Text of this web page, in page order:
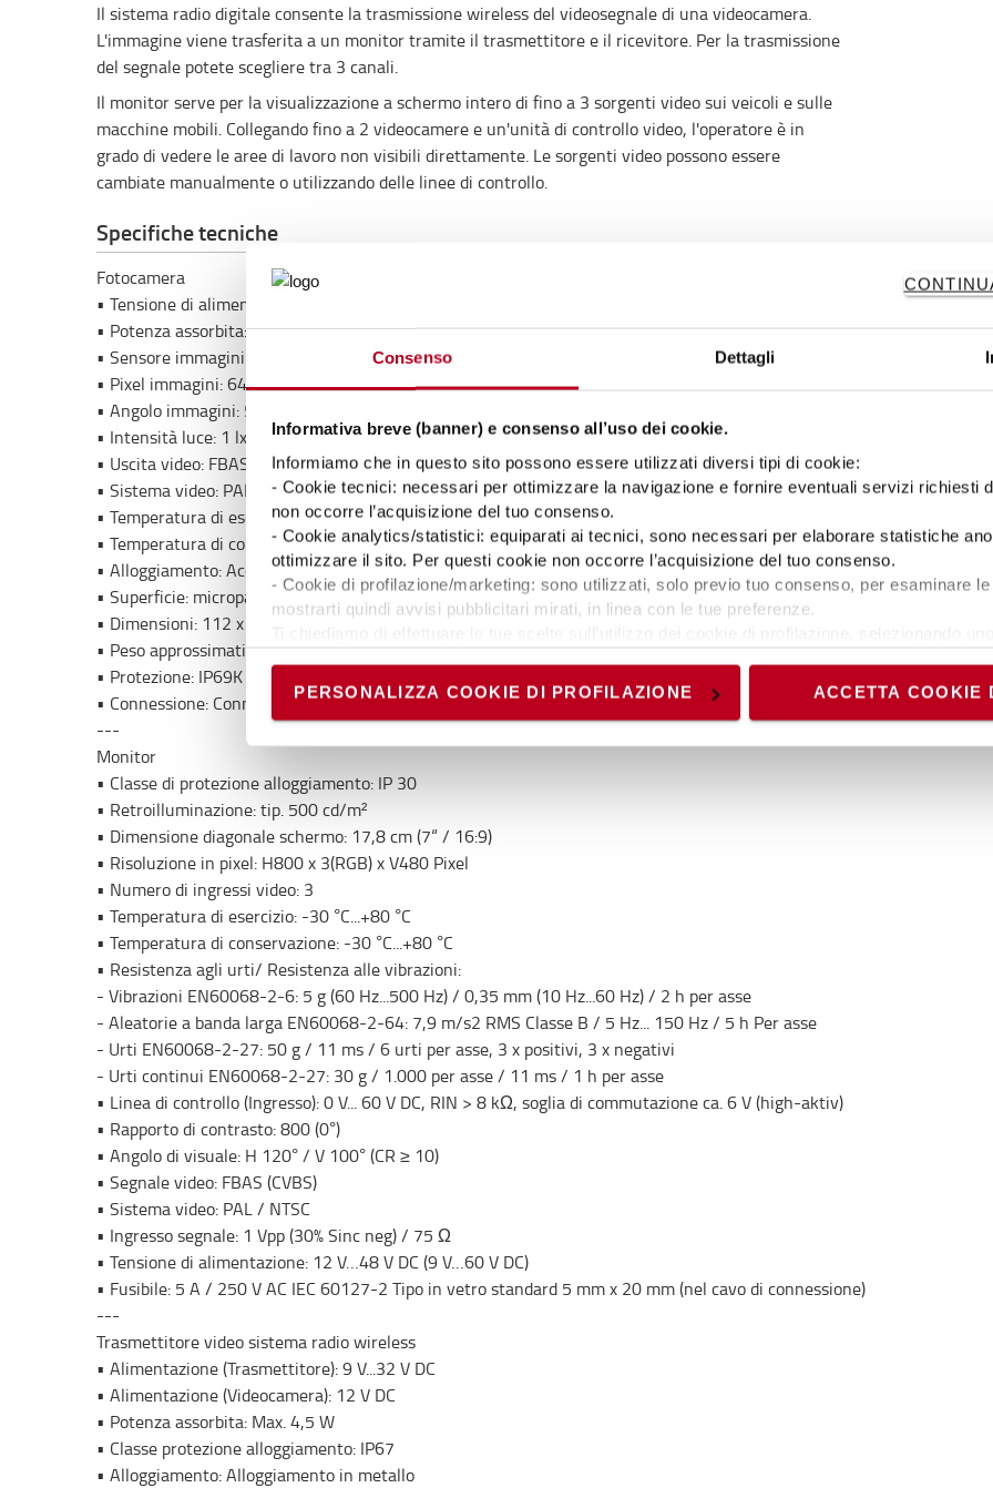
Consenso Dettagli
Informativa breve (banner) e consenso all’uso dei cookie.
Informiamo che in questo sito possono essere utilizzati diversi tipi di cookie:
- Cookie tecnici: necessari per ottimizzare la navigazione e fornire eventuali servizi richiesti
non occorre l’acquisizione del tuo consenso.
- Cookie analytics/statistici: equiparati ai tecnici, sono necessari per elaborare statistiche
ottimizzare il sito. Per questi cookie non occorre l’acquisizione del tuo consenso.
- Cookie di profilazione/marketing: sono utilizzati, solo previo tuo consenso, per esaminare
mostrarti quindi avvisi pubblicitari mirati, in linea con le tue preferenze.
permanere dei soli cookie tecnici ed analytics, per i quali non occorre il tuo consenso. Potrai
scelte in qualsiasi momento, accedendo al link presente nel footer.
PERSONALIZZA COOKIE DI PROFILAZIONE ACCETTA COOKIE
Il sistema radio digitale consente la trasmissione wireless del videosegnale di una videocamera.
L'immagine viene trasferita a un monitor tramite il trasmettitore e il ricevitore. Per la trasmissione
del segnale potete scegliere tra 3 canali.
Il monitor serve per la visualizzazione a schermo intero di fino a 3 sorgenti video sui veicoli e sulle
macchine mobili. Collegando fino a 2 videocamere e un'unità di controllo video, l'operatore è in
grado di vedere le aree di lavoro non visibili direttamente. Le sorgenti video possono essere
cambiate manualmente o utilizzando delle linee di controllo.
Specifiche tecniche
Fotocamera
• Tensione di alimentazione: 12V DC (+/- 10%)
• Potenza assorbita: 80 mA
• Sensore immagini: 1/4“ CMOS
• Pixel immagini: 640 x 480
• Angolo immagini: 50° orizzontale
• Intensità luce: 1 lx (50 IRE) F1.4 3.200K / 0,2 lx (30 IRE) F1.4 3.200K
• Uscita video: FBAS, 1Vss / 75Ohm
• Sistema video: PAL (50Hz)
• Temperatura di esercizio: da -40°C a +80°C
• Temperatura di conservazione: da -40°C a +85°C
• Alloggiamento: Acciaio inox
• Superficie: micropallinata
• Dimensioni: 112 x 26,5 x 24,5 mm³
• Peso approssimativo: 250 g
• Protezione: IP69K
• Connessione: Connettore a 5 pin M12, es. serie Binder 713
---
Monitor
• Classe di protezione alloggiamento: IP 30
• Retroilluminazione: tip. 500 cd/m²
• Dimensione diagonale schermo: 17,8 cm (7“ / 16:9)
• Risoluzione in pixel: H800 x 3(RGB) x V480 Pixel
• Numero di ingressi video: 3
• Temperatura di esercizio: -30 °C...+80 °C
• Temperatura di conservazione: -30 °C...+80 °C
• Resistenza agli urti/ Resistenza alle vibrazioni:
- Vibrazioni EN60068-2-6: 5 g (60 Hz...500 Hz) / 0,35 mm (10 Hz...60 Hz) / 2 h per asse
- Aleatorie a banda larga EN60068-2-64: 7,9 m/s2 RMS Classe B / 5 Hz... 150 Hz / 5 h Per asse
- Urti EN60068-2-27: 50 g / 11 ms / 6 urti per asse, 3 x positivi, 3 x negativi
- Urti continui EN60068-2-27: 30 g / 1.000 per asse / 11 ms / 1 h per asse
• Linea di controllo (Ingresso): 0 V... 60 V DC, RIN > 8 kΩ, soglia di commutazione ca. 6 V (high-aktiv)
• Rapporto di contrasto: 800 (0°)
• Angolo di visuale: H 120° / V 100° (CR ≥ 10)
• Segnale video: FBAS (CVBS)
• Sistema video: PAL / NTSC
• Ingresso segnale: 1 Vpp (30% Sinc neg) / 75 Ω
• Tensione di alimentazione: 12 V…48 V DC (9 V…60 V DC)
• Fusibile: 5 A / 250 V AC IEC 60127-2 Tipo in vetro standard 5 mm x 20 mm (nel cavo di connessione)
---
Trasmettitore video sistema radio wireless
• Alimentazione (Trasmettitore): 9 V...32 V DC
• Alimentazione (Videocamera): 12 V DC
• Potenza assorbita: Max. 4,5 W
• Classe protezione alloggiamento: IP67
• Alloggiamento: Alloggiamento in metallo